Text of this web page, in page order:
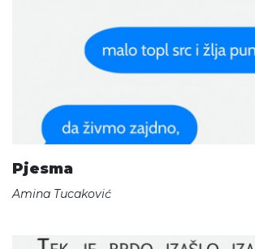
Pjesma
Amina Tucaković